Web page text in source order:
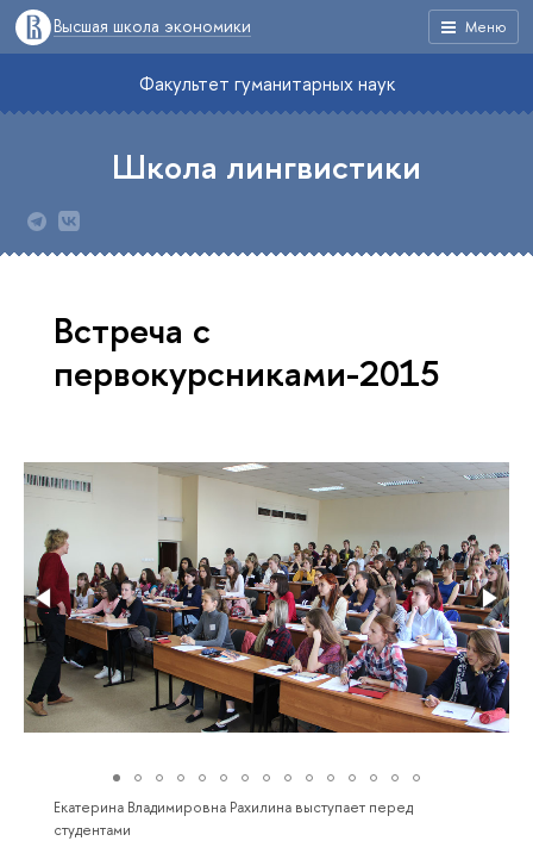
Меню
Высшая школа экономики
Факультет гуманитарных наук
Школа лингвистики
Встреча с
первокурсниками-2015
Екатерина Владимировна Рахилина выступает перед
студентами